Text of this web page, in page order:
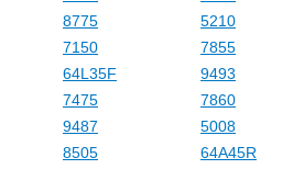
8775
7150
64L35F
7475
9487
8505
5210
7855
9493
7860
5008
64A45R